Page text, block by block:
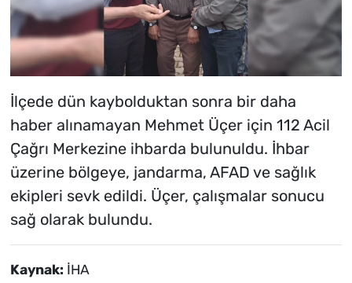
İlçede dün kaybolduktan sonra bir daha
haber alınamayan Mehmet Üçer için 112 Acil
Çağrı Merkezine ihbarda bulunuldu. İhbar
üzerine bölgeye, jandarma, AFAD ve sağlık
ekipleri sevk edildi. Üçer, çalışmalar sonucu
sağ olarak bulundu.
Kaynak: İHA